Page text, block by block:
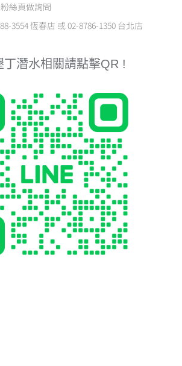
絲頁做詢問
3554 恆春店 或 02-8786-1350 台北店
丁潛水相關請點擊QR !